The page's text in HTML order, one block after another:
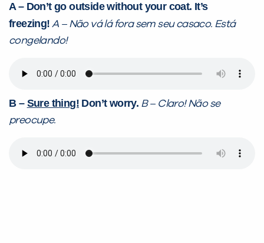
A – Don’t go outside without your coat. It’s
freezing! A – Não vá lá fora sem seu casaco. Está
congelando!
B – Sure thing! Don’t worry. B – Claro! Não se
preocupe.